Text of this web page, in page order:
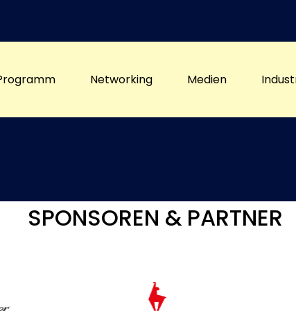
Networking Medien
SPONSOREN & PARTNER